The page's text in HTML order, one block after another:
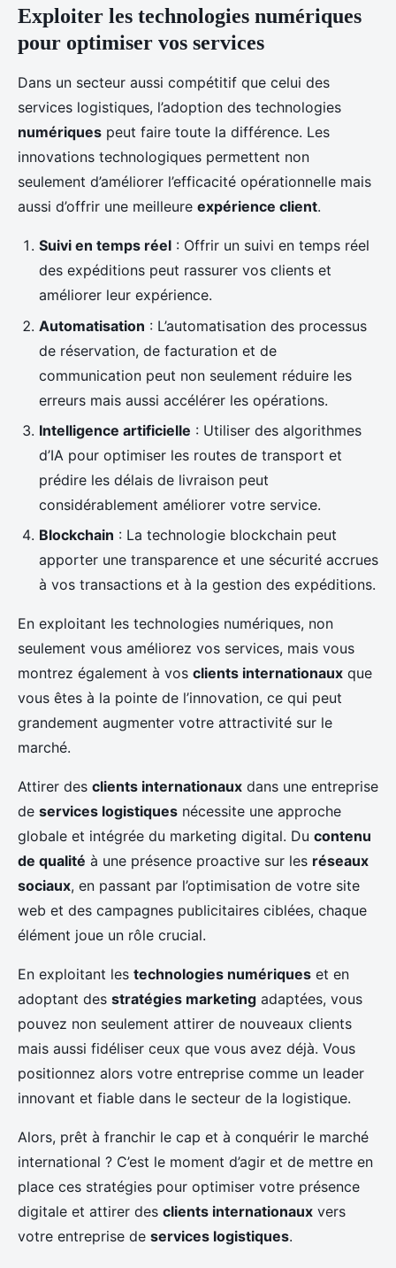
Exploiter les technologies numériques
pour optimiser vos services
Dans un secteur aussi compétitif que celui des
services logistiques, l’adoption des technologies
numériques peut faire toute la différence. Les
innovations technologiques permettent non
seulement d’améliorer l’efficacité opérationnelle mais
aussi d’offrir une meilleure expérience client.
Suivi en temps réel : Offrir un suivi en temps réel
des expéditions peut rassurer vos clients et
améliorer leur expérience.
Automatisation : L’automatisation des processus
de réservation, de facturation et de
communication peut non seulement réduire les
erreurs mais aussi accélérer les opérations.
Intelligence artificielle : Utiliser des algorithmes
d’IA pour optimiser les routes de transport et
prédire les délais de livraison peut
considérablement améliorer votre service.
Blockchain : La technologie blockchain peut
apporter une transparence et une sécurité accrues
à vos transactions et à la gestion des expéditions.
En exploitant les technologies numériques, non
seulement vous améliorez vos services, mais vous
montrez également à vos clients internationaux que
vous êtes à la pointe de l’innovation, ce qui peut
grandement augmenter votre attractivité sur le
marché.
Attirer des clients internationaux dans une entreprise
de services logistiques nécessite une approche
globale et intégrée du marketing digital. Du contenu
de qualité à une présence proactive sur les réseaux
sociaux, en passant par l’optimisation de votre site
web et des campagnes publicitaires ciblées, chaque
élément joue un rôle crucial.
En exploitant les technologies numériques et en
adoptant des stratégies marketing adaptées, vous
pouvez non seulement attirer de nouveaux clients
mais aussi fidéliser ceux que vous avez déjà. Vous
positionnez alors votre entreprise comme un leader
innovant et fiable dans le secteur de la logistique.
Alors, prêt à franchir le cap et à conquérir le marché
international ? C’est le moment d’agir et de mettre en
place ces stratégies pour optimiser votre présence
digitale et attirer des clients internationaux vers
votre entreprise de services logistiques.